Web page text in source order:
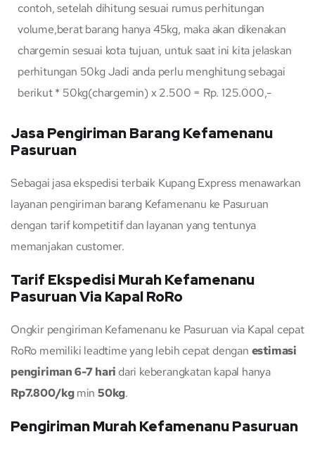
contoh, setelah dihitung sesuai rumus perhitungan
volume,berat barang hanya 45kg, maka akan dikenakan
chargemin sesuai kota tujuan, untuk saat ini kita jelaskan
perhitungan 50kg Jadi anda perlu menghitung sebagai
berikut * 50kg(chargemin) x 2.500 = Rp. 125.000,-
Jasa Pengiriman Barang Kefamenanu
Pasuruan
Sebagai jasa ekspedisi terbaik Kupang Express menawarkan
layanan pengiriman barang Kefamenanu ke Pasuruan
dengan tarif kompetitif dan layanan yang tentunya
memanjakan customer.
Tarif Ekspedisi Murah Kefamenanu
Pasuruan Via Kapal RoRo
Ongkir pengiriman Kefamenanu ke Pasuruan via Kapal cepat
RoRo memiliki leadtime yang lebih cepat dengan estimasi
pengiriman 6-7 hari dari keberangkatan kapal hanya
Rp7.800/kgmin50kg.
Pengiriman Murah Kefamenanu Pasuruan